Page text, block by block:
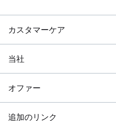
カスタマーケア
当社
オファー
追加のリンク